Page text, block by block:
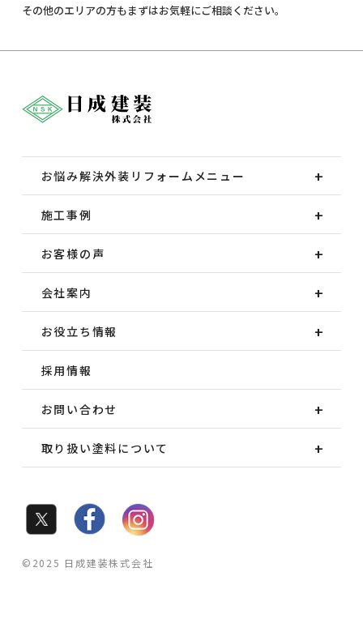
その他のエリアの方もまずはお気軽にご相談ください。
お悩み解決外装 リフォームメニュー
施工事例
お客様の声
会社案内
お役立ち情報
採用情報
お問い合わせ
取り扱い塗料について
©2025 日成建装株式会社